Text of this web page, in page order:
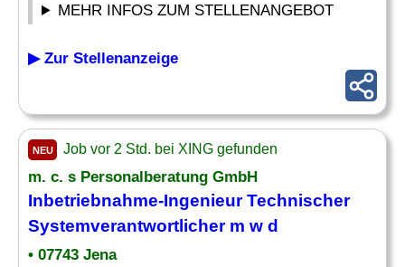
MEHR INFOS ZUM STELLENANGEBOT
▶ Zur Stellenanzeige
NEU Job vor 2 Std. bei XING gefunden
m. c. s Personalberatung GmbH
Inbetriebnahme-IngenieurTechnischer
Systemverantwortlicher m w d
• 07743 Jena